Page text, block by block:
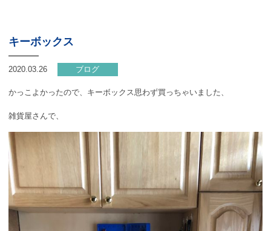
キーボックス
2020.03.26 ブログ
かっこよかったので、キーボックス思わず買っちゃいました、
雑貨屋さんで、